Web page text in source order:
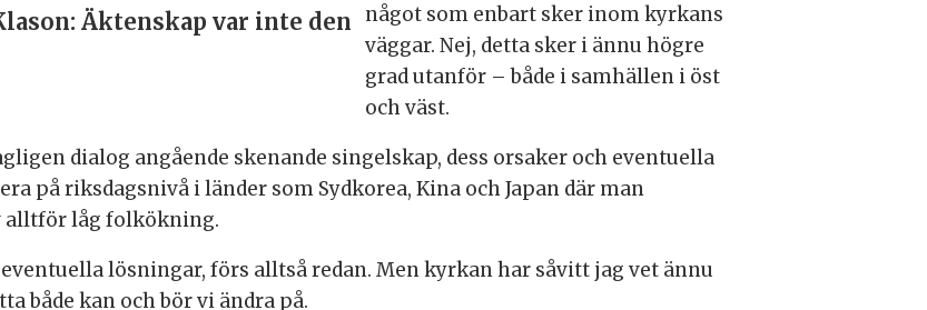
Äktenskap var inte den
något som enbart sker inom kyrkans
väggar. Nej, detta sker i ännu högre
grad utanför – både i samhällen i öst
och väst.
dialog angående skenande singelskap, dess orsaker och eventuella
på riksdagsnivå i länder som Sydkorea, Kina och Japan där man
alltför låg folkökning.
lösningar, förs alltså redan. Men kyrkan har såvitt jag vet ännu
både kan och bör vi ändra på.